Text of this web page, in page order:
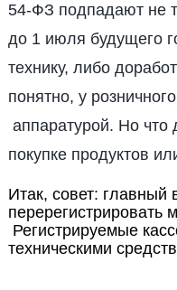
54-ФЗ подпадают не
до 1 июля будущего
технику, либо
понятно, у
аппаратурой. Но что
покупке продуктов
Итак, совет: главный
Регистрируемые
техническими